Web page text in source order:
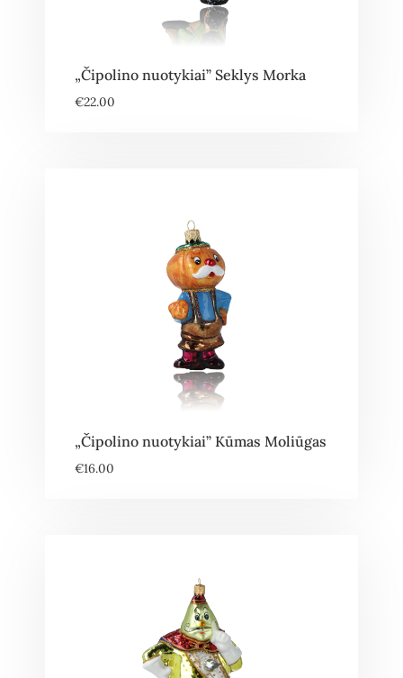
„Čipolino nuotykiai” Seklys Morka
€22.00
„Čipolino nuotykiai” Kūmas Moliūgas
€16.00